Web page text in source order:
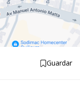
Guardar